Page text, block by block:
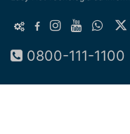
0800-111-1100